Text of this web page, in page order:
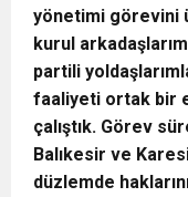
yönetimi görevini
kurul
partili
faaliyeti ortak bir
çalıştık. Görev
Balıkesir ve
düzlemde